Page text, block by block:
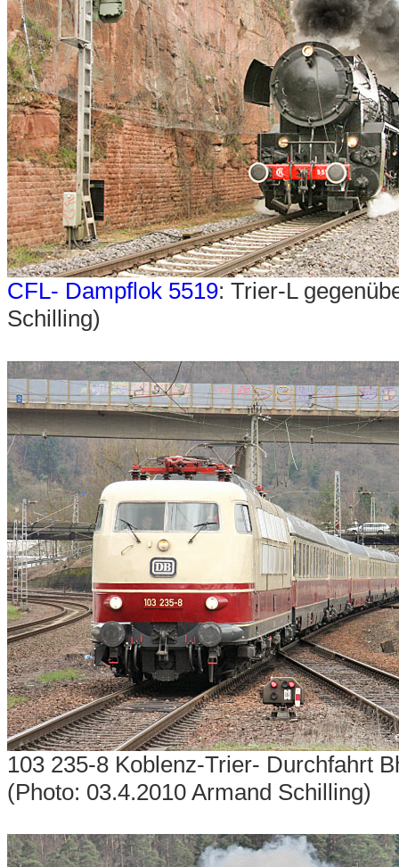
CFL- Dampflok 5519: Trier-L
Schilling)
103 235-8 Koblenz-Trier- Durchfahrt
(Photo: 03.4.2010 Armand Schilling)